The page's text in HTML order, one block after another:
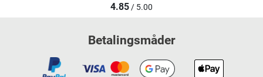
4.85/ 5.00
Betalingsmåder